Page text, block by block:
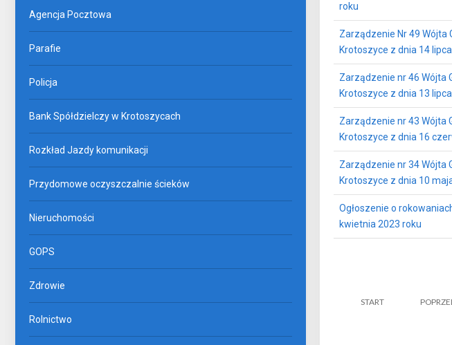
roku
Zarządzenie Nr 49 Wójta
Krotoszyce z dnia 14
Zarządzenie nr 46 Wójta
Krotoszyce z dnia 13
Zarządzenie nr 43 Wójta
Krotoszyce z dnia 16
Zarządzenie nr 34 Wójta
Krotoszyce z dnia 10
Ogłoszenie o
kwietnia 2023 roku
START
Agencja Pocztowa
Parafie
Policja
Bank Spółdzielczy w Krotoszycach
Rozkład Jazdy komunikacji
Przydomowe oczyszczalnie ścieków
Nieruchomości
GOPS
Zdrowie
Rolnictwo